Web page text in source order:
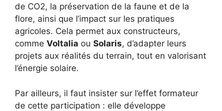
de CO2, la préservation de la faune et de la
flore, ainsi que l’impact sur les pratiques
agricoles. Cela permet aux constructeurs,
comme Voltalia ou Solaris, d’adapter leurs
projets aux réalités du terrain, tout en valorisant
l’énergie solaire.
Par ailleurs, il faut insister sur l’effet formateur
de cette participation : elle développe